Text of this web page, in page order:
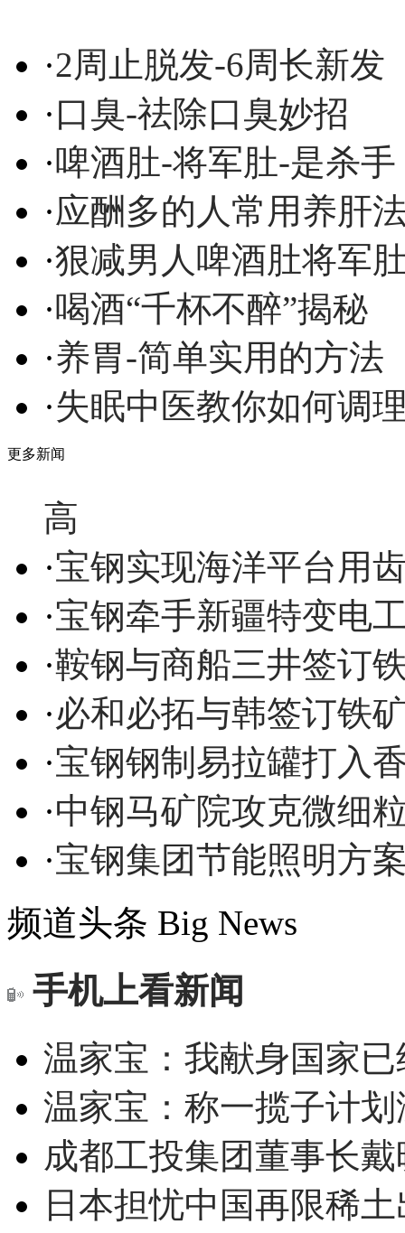
·2周止脱发-6周长新发
·口臭-祛除口臭妙招
·啤酒肚-将军肚-是杀手
·应酬多的人常用养肝
·狠减男人啤酒肚将军
·喝酒“千杯不醉”揭秘
·养胃-简单实用的方法
·失眠中医教你如何调
更多新闻
高
·宝钢实现海洋平台用
·宝钢牵手新疆特变电
·鞍钢与商船三井签订
·必和必拓与韩签订铁
·宝钢钢制易拉罐打入
·中钢马矿院攻克微细
·宝钢集团节能照明方
频道头条 Big News
手机上看新闻
温家宝：我献身国家
温家宝：称一揽子计
成都工投集团董事长
日本担忧中国再限稀